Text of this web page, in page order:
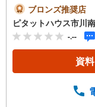
ピタットハ
歩1分の場所
0・定休日毎
して頂ける
へお迎え・
ど、ご相談
料をもらう
ブロンズ推奨店
ピタットハウス市川
-.--
資